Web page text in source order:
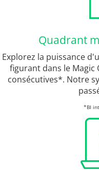
Quadrant
Explorez la puissance
figurant dans le Magic
consécutives*. Notre
*BI